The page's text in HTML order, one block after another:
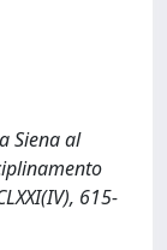
Siena al
615-